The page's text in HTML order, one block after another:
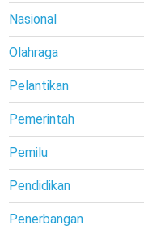
Nasional
Olahraga
Pelantikan
Pemerintah
Pemilu
Pendidikan
Penerbangan